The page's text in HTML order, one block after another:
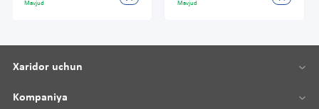
Mavjud Mavjud
Xaridor uchun
Kompaniya